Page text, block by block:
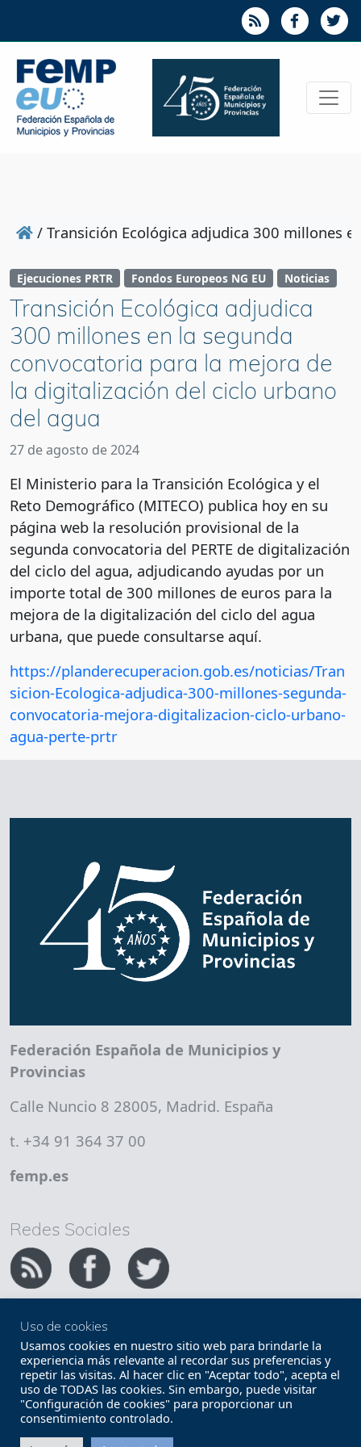
/ Transición Ecológica adjudica 300 millones
Ejecuciones PRTR Fondos Europeos NG EU Noticias
Transición Ecológica adjudica
300 millones en la segunda
convocatoria para la mejora de
la digitalización del ciclo urbano
del agua
27 de agosto de 2024
El Ministerio para la Transición Ecológica y el
Reto Demográfico (MITECO) publica hoy en su
página web la resolución provisional de la
segunda convocatoria del PERTE de digitalización
del ciclo del agua, adjudicando ayudas por un
importe total de 300 millones de euros para la
mejora de la digitalización del ciclo del agua
urbana, que puede consultarse aquí.
https://planderecuperacion.gob.es/noticias/Tran
sicion-Ecologica-adjudica-300-millones-segunda-
convocatoria-mejora-digitalizacion-ciclo-urbano-
agua-perte-prtr
Federación Española de Municipios y
Provincias
Calle Nuncio 8 28005, Madrid. España
t. +34 91 364 37 00
femp.es
Redes Sociales
Copyright FEMP
Accesibilidad
Términos legales
Política de privacidad
Términos y condiciones de uso
Uso de cookies
Usamos cookies en nuestro sitio web para brindarle la
experiencia más relevante al recordar sus preferencias y
repetir las visitas. Al hacer clic en "Aceptar todo", acepta el
uso de TODAS las cookies. Sin embargo, puede visitar
"Configuración de cookies" para proporcionar un
consentimiento controlado.